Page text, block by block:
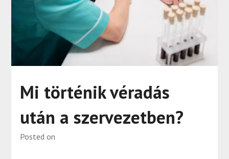
Mi történik véradás
után a szervezetben?
Posted on